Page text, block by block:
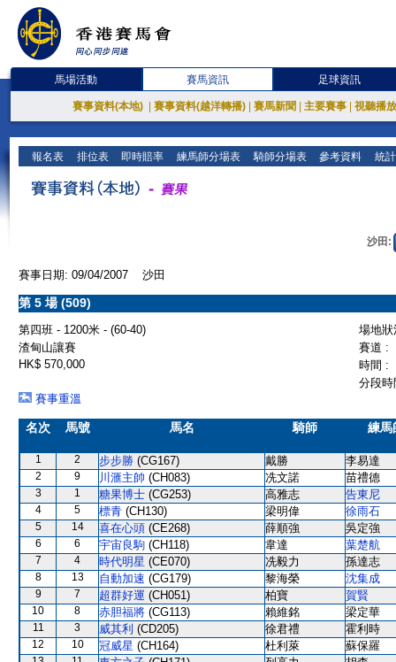
馬場活動 賽馬資訊 足球資訊
賽事資料(本地) 賽事資料(越洋轉播) 賽馬新聞 主要賽事 視聽播
報名表 排位表 即時賠率 練馬師分場表 騎師分場表 參考資料 統
沙田:
賽事日期: 09/04/2007 沙田
第 5 場 (509)
第四班 - 1200米 - (60-40)
場地
渣甸山讓賽
賽道 :
HK$ 570,000
時間 :
分段
賽事重溫
名次 馬號 馬名 騎師 練馬
1 2 步步勝 (CG167) 戴勝 李易達
2 9 川滙主帥 (CH083) 冼文諾 苗禮德
3 1 糖果博士 (CG253) 高雅志 告東尼
4 5 標青 (CH130) 梁明偉 徐雨石
5 14 喜在心頭 (CE268) 薛順強 吳定強
6 6 宇宙良駒 (CH118) 韋達 葉楚航
7 4 時代明星 (CE070) 冼毅力 孫達志
8 13 自動加速 (CG179) 黎海榮 沈集成
9 7 超群好運 (CH051) 柏寶 賀賢
10 8 赤胆福將 (CG113) 賴維銘 梁定華
11 3 威其利 (CD205) 徐君禮 霍利時
12 10 冠威星 (CH164) 杜利萊 蘇保羅